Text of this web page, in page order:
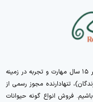
همگام با تکنولوژی روز دنیا و همچنین تکیه بر ۱۵ سال مهارت و تجربه در زمینه
تنهادارنده مجوز رسمی از
فروش انواع گونه حیوانات